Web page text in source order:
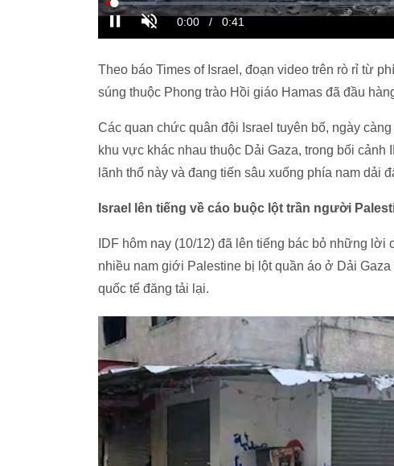
Theo báo Times of Israel, đoạn video trên rò rỉ từ
súng thuộc Phong trào Hồi giáo Hamas đã đầu
Các quan chức quân đội Israel tuyên bố, ngày
khu vực khác nhau thuộc Dải Gaza, trong bối cảnh
lãnh thổ này và đang tiến sâu xuống phía nam dải
Israel lên tiếng về cáo buộc lột trần người
IDF hôm nay (10/12) đã lên tiếng bác bỏ những
nhiều nam giới Palestine bị lột quần áo ở Dải
quốc tế đăng tải lại.